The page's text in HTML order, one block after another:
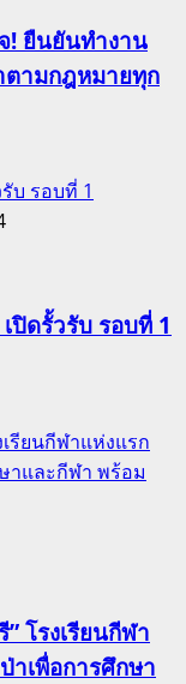
! ยืนยันทำงาน
ตามกฎหมายทุก
บ รอบที่ 1
ปิดรั้วรับ รอบที่ 1
รียนกีฬาแห่งแรก
าและกีฬา พร้อม
โรงเรียนกีฬา
าเพื่อการศึกษา